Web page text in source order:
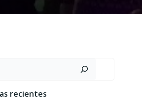
recientes